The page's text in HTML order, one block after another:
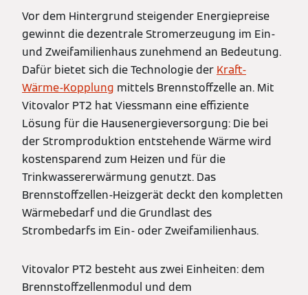
Vor dem Hintergrund steigender Energiepreise
gewinnt die dezentrale Stromerzeugung im Ein-
und Zweifamilienhaus zunehmend an Bedeutung.
Dafür bietet sich die Technologie der Kraft-
Wärme-Kopplung mittels Brennstoffzelle an. Mit
Vitovalor PT2 hat Viessmann eine effiziente
Lösung für die Hausenergieversorgung: Die bei
der Stromproduktion entstehende Wärme wird
kostensparend zum Heizen und für die
Trinkwassererwärmung genutzt. Das
Brennstoffzellen-Heizgerät deckt den kompletten
Wärmebedarf und die Grundlast des
Strombedarfs im Ein- oder Zweifamilienhaus.
Vitovalor PT2 besteht aus zwei Einheiten: dem
Brennstoffzellenmodul und dem